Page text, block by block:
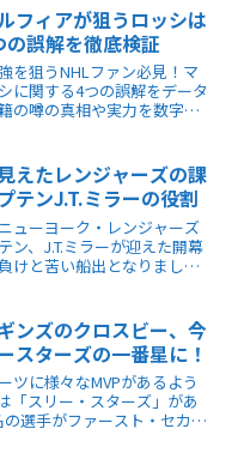
ぴたりとハマった選手...。ド
す。
フィアが狙うロッシは
誤解を徹底検証
を狙うNHLファン必見！マ
に関する4つの誤解をデータ
の噂の真相や実力を数字か
えたレンジャーズの課
テンJ.T.ミラーの役割
ューヨーク・レンジャーズ
ン、J.T.ミラーが迎えた開幕
けと苦い船出となりました
。 スター選手のパナリン
らも調...
ンズのクロスビー、今
スターズの一番星に！
ツに様々なMVPがあるよう
「スリー・スターズ」があ
の選手がファースト・セカン